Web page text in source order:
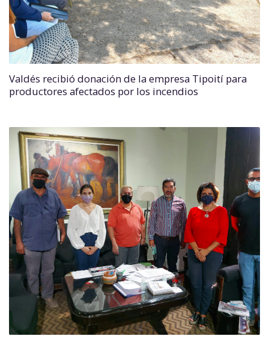
Valdés recibió donación de la empresa Tipoití para
productores afectados por los incendios